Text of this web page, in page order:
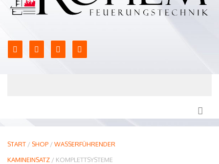
START / SHOP / WASSERFÜHRENDER
KAMINEINSATZ / KOMPLETTSYSTEME